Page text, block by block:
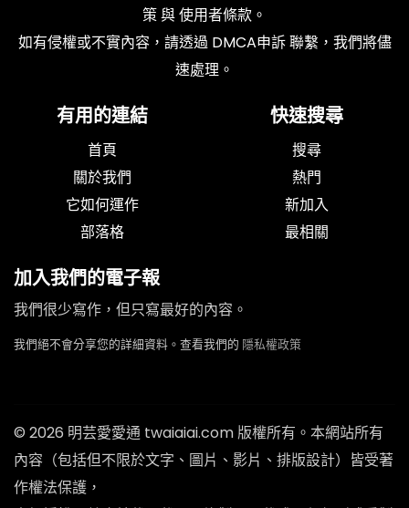
策與使用者條款 。
如有侵權或不實內容，請透過 DMCA申訴聯繫，我們將儘
速處理。
有用的連結
首頁
關於我們
它如何運作
部落格
快速搜尋
搜尋
熱門
新加入
最相關
加入我們的電子報
我們很少寫作，但只寫最好的內容。
我們絕不會分享您的詳細資料。查看我們的 隱私權政策
© 2026 明芸愛愛通 twaiaiai.com 版權所有。本網站所有
內容（包括但不限於文字、圖片、影片、排版設計）皆受著
作權法保護，